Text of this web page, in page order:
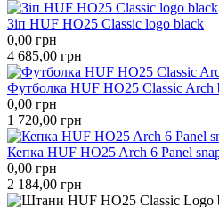
Зіп HUF HO25 Classic logo black
0,00 грн
4 685,00 грн
Футболка HUF HO25 Classic Arch
0,00 грн
1 720,00 грн
Кепка HUF HO25 Arch 6 Panel
0,00 грн
2 184,00 грн